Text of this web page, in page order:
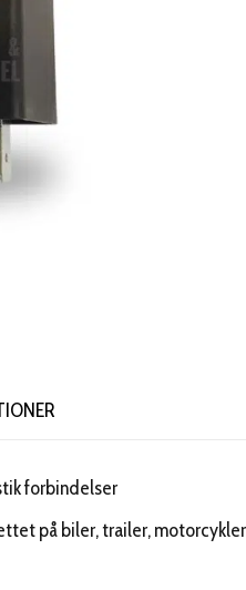
forbindelser
på biler, trailer,